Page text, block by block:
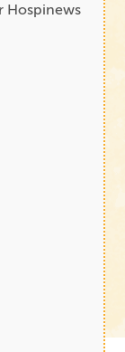
Hospinews